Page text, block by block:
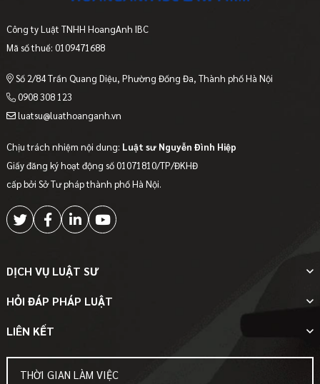
Công ty Luật TNHH HoangAnh IBC
Mã số thuế: 0109471688
Số 2/84 Trần Quang Diệu, Phường Đống Đa, Thành phố Hà Nội
0908 308 123
luatsu@luathoanganh.vn
Chịu trách nhiệm nội dung: Luật sư Nguyễn Đình Hiệp
Giấy đăng ký hoạt động số 01071810/TP/ĐKHĐ
cấp bởi Sở Tư pháp thành phố Hà Nội.
DỊCH VỤ LUẬT SƯ
HỎI ĐÁP PHÁP LUẬT
LIÊN KẾT
THỜI GIAN LÀM VIỆC